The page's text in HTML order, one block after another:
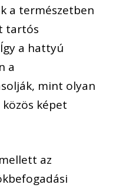
a természetben
tartós
a hattyú
a
mint olyan
képet
az